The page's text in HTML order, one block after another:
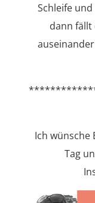
Schleife
dann fällt
Ich wünsche
Tag